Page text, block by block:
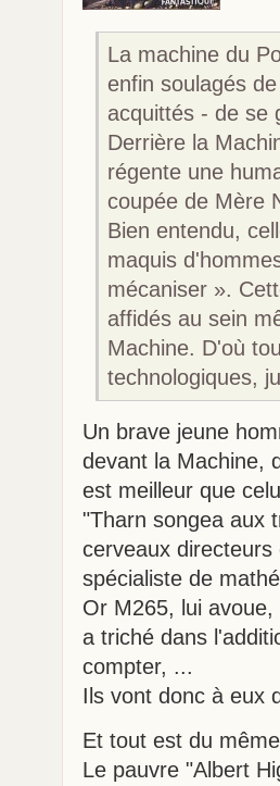
La machine du
enfin soulagés
acquittés - de se
Derrière la
régente une
coupée de Mère
Bien entendu,
maquis
mécaniser ».
affidés au sein
Machine. D'où
technologiques,
Un brave jeune
devant la Machine,
est meilleur que
"Tharn songea aux
cerveaux
spécialiste de
Or M265, lui
a triché dans
compter, ...
Ils vont donc à eux
Et tout est du
Le pauvre "Albert